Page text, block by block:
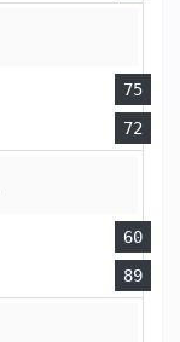
75
72
60
89